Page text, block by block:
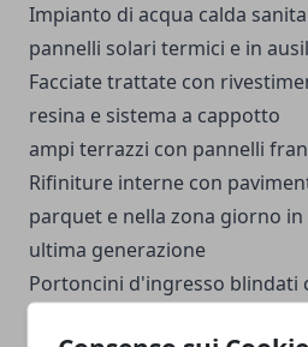
Impianto di acqua calda
pannelli solari termici e in
Facciate trattate con
resina e sistema a cappotto
ampi terrazzi con pannelli
Rifiniture interne con
parquet e nella zona giorno
ultima generazione
Portoncini d'ingresso blindati